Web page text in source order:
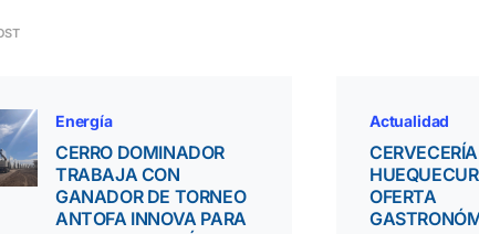
Energía
CERRO DOMINADOR
TRABAJA CON
GANADOR DE TORNEO
ANTOFA INNOVA PARA
Actualidad
CERVECERÍA
OFERTA